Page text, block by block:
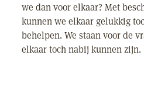
we dan voor elkaar? Met
kunnen we elkaar gelukkig
behelpen. We staan voor de
elkaar toch nabij kunnen zijn.